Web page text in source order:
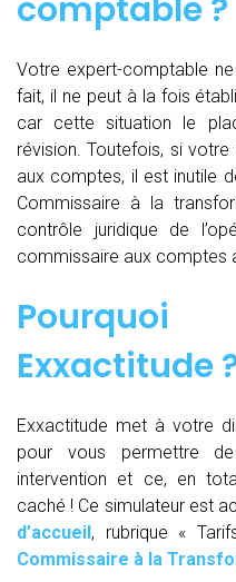
comptable ?
Votre expert-comptable
fait, il ne peut à la fois
car cette situation le
révision. Toutefois, si
aux comptes, il est inutile
Commissaire à la
contrôle juridique de
commissaire aux comptes
Exxactitude
Exxactitude met à votre
pour vous permettre
intervention et ce, en
caché ! Ce simulateur est
d’accueil, rubrique «
Commissaire à la